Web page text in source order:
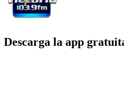
Descarga la app